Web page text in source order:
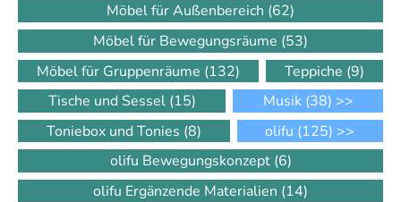
Möbel für Außenbereich (62)
Möbel für Bewegungsräume (53)
Möbel für Gruppenräume (132) Teppiche (9)
Tische und Sessel (15) Musik (38) >>
Toniebox und Tonies (8) olifu (125) >>
olifu Bewegungskonzept (6)
olifu Ergänzende Materialien (14)